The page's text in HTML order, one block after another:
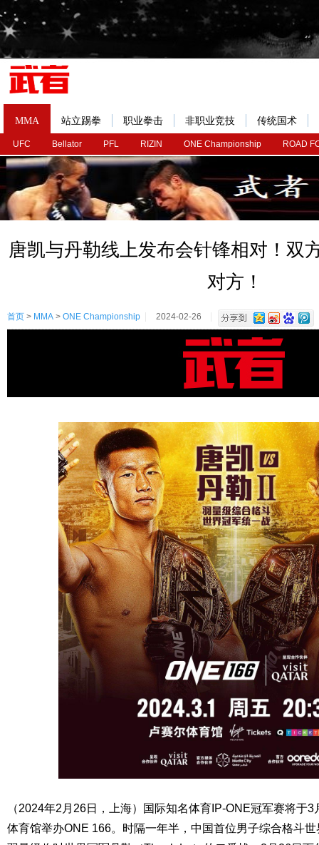
MMA
UFC Bellator PFL RIZIN ONE Championship ROAD
站立踢拳 职业拳击 非职业竞技 传统国术
唐凯与丹勒线上发布会针锋相对！双
对方！
首页 > MMA > ONE Championship 2024-02-26
（2024年2月26日，上海）国际知名体育IP-ONE冠军赛将于
体育馆举办ONE 166。时隔一年半，中国首位男子综合格斗世